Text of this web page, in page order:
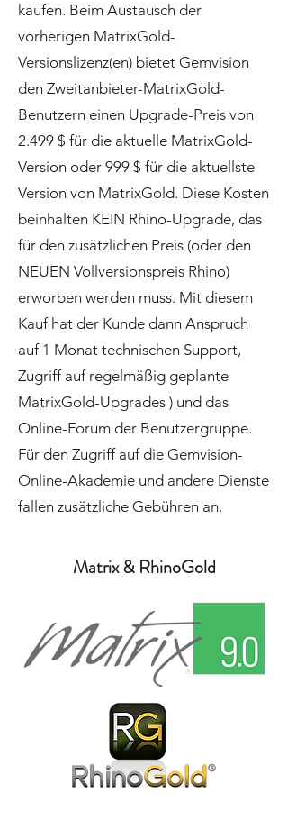
kaufen. Beim Austausch der
vorherigen MatrixGold-
Versionslizenz(en) bietet Gemvision
den Zweitanbieter-MatrixGold-
Benutzern einen Upgrade-Preis von
2.499 $ für die aktuelle MatrixGold-
Version oder 999 $ für die aktuellste
Version von MatrixGold. Diese Kosten
beinhalten KEIN Rhino-Upgrade, das
für den zusätzlichen Preis (oder den
NEUEN Vollversionspreis Rhino)
erworben werden muss. Mit diesem
Kauf hat der Kunde dann Anspruch
auf 1 Monat technischen Support,
Zugriff auf regelmäßig geplante
MatrixGold-Upgrades ) und das
Online-Forum der Benutzergruppe.
Für den Zugriff auf die Gemvision-
Online-Akademie und andere Dienste
fallen zusätzliche Gebühren an.
Matrix & RhinoGold